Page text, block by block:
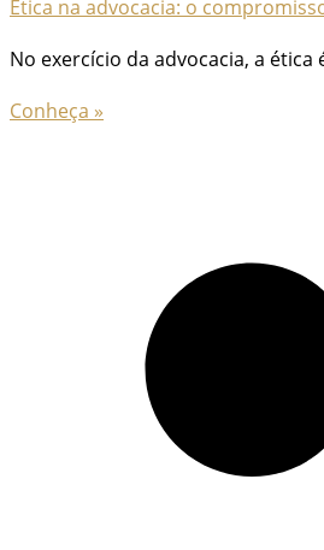
Ética na advocacia: o
No exercício da advocacia, a
Conheça »